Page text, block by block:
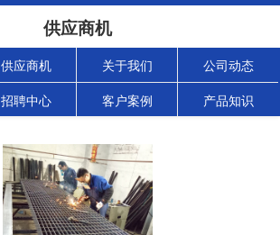
供应商机
供应商机 关于我们 公司动态
招聘中心 客户案例 产品知识